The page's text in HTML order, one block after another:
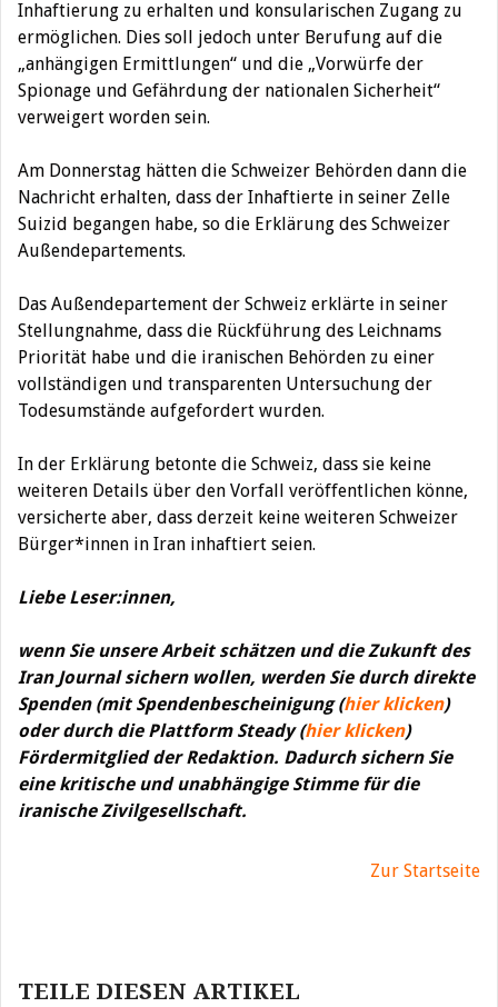
Inhaftierung zu erhalten und konsularischen Zugang zu
ermöglichen. Dies soll jedoch unter Berufung auf die
„anhängigen Ermittlungen“ und die „Vorwürfe der
Spionage und Gefährdung der nationalen Sicherheit“
verweigert worden sein.
Am Donnerstag hätten die Schweizer Behörden dann die
Nachricht erhalten, dass der Inhaftierte in seiner Zelle
Suizid begangen habe, so die Erklärung des Schweizer
Außendepartements.
Das Außendepartement der Schweiz erklärte in seiner
Stellungnahme, dass die Rückführung des Leichnams
Priorität habe und die iranischen Behörden zu einer
vollständigen und transparenten Untersuchung der
Todesumstände aufgefordert wurden.
In der Erklärung betonte die Schweiz, dass sie keine
weiteren Details über den Vorfall veröffentlichen könne,
versicherte aber, dass derzeit keine weiteren Schweizer
Bürger*innen in Iran inhaftiert seien.
Liebe Leser:innen,
wenn Sie unsere Arbeit schätzen und die Zukunft des
Iran Journal sichern wollen, werden Sie durch direkte
Spenden (mit Spendenbescheinigung (hier klicken)
oder durch die Plattform Steady (hier klicken)
Fördermitglied der Redaktion. Dadurch sichern Sie
eine kritische und unabhängige Stimme für die
iranische Zivilgesellschaft.
Zur Startseite
TEILE DIESEN ARTIKEL